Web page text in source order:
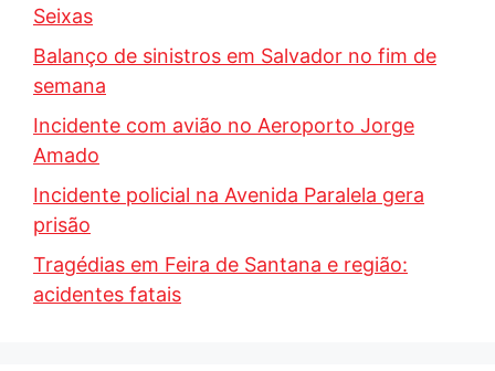
Seixas
Balanço de sinistros em Salvador no fim de
semana
Incidente com avião no Aeroporto Jorge
Amado
Incidente policial na Avenida Paralela gera
prisão
Tragédias em Feira de Santana e região:
acidentes fatais